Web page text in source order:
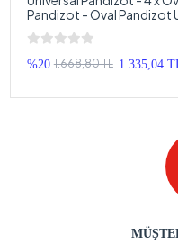
Pandizot - Oval Pandizot
%20 1.668,80 TL 1.335,04